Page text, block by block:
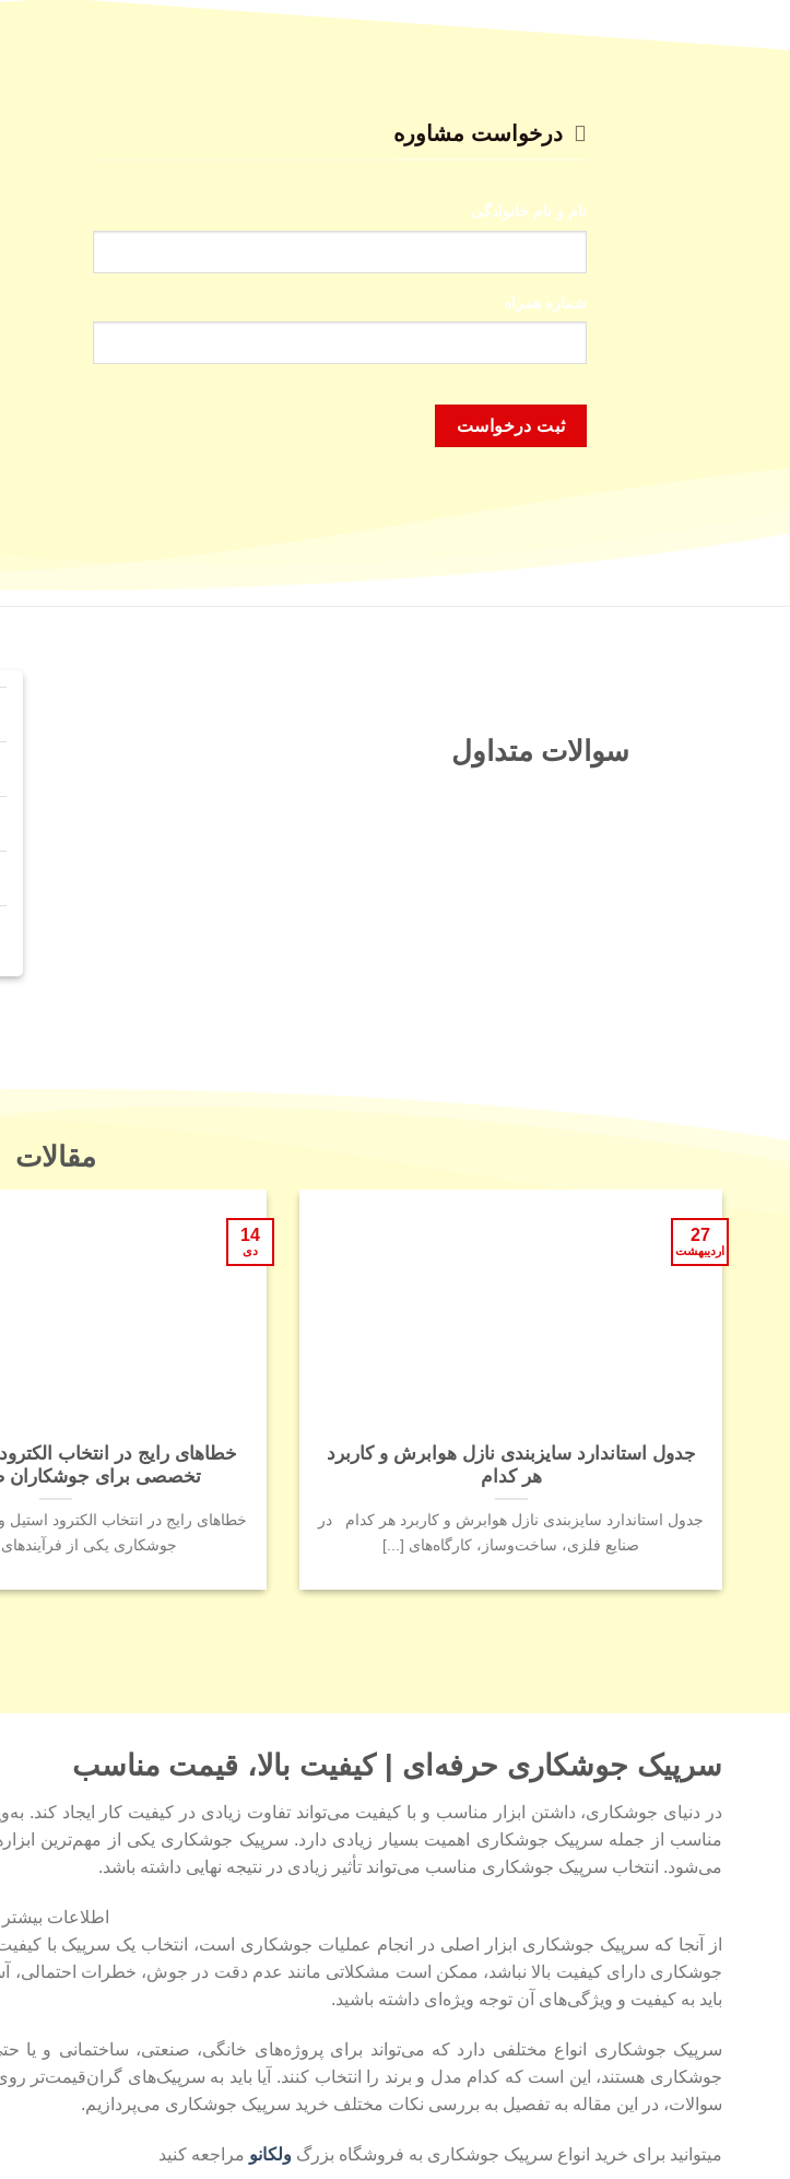
درخواست مشاوره
نام و نام خانوادگی
شماره همراه
سوالات متداول
مقالات
جدول استاندارد سایزبندی نازل هوابرش و کاربرد
هر کدام
جدول استاندارد سایزبندی نازل هوابرش و کاربرد هر کدام در
صنایع فلزی، ساخت‌وساز، کارگاه‌های [...]
27
اردیبهشت
خطاهای رایج در انتخاب
تخصصی برای جوشکاران
خطاهای رایج در انتخاب الکترود
جوشکاری یکی از
14
دی
سرپیک جوشکاری حرفه‌ای | کیفیت بالا، قیمت مناسب
در دنیای جوشکاری، داشتن ابزار مناسب و با کیفیت می‌تواند تفاوت زیادی در کیفیت کار ایجاد کند.
مناسب از جمله سرپیک جوشکاری اهمیت بسیار زیادی دارد. سرپیک جوشکاری یکی از مهم‌ترین
می‌شود. انتخاب سرپیک جوشکاری مناسب می‌تواند تأثیر زیادی در نتیجه نهایی داشته باشد.
اطلاعات بیشتر
از آنجا که سرپیک جوشکاری ابزار اصلی در انجام عملیات جوشکاری است، انتخاب یک سرپیک با
جوشکاری دارای کیفیت بالا نباشد، ممکن است مشکلاتی مانند عدم دقت در جوش، خطرات
باید به کیفیت و ویژگی‌های آن توجه ویژه‌ای داشته باشید.
سرپیک جوشکاری انواع مختلفی دارد که می‌تواند برای پروژه‌های خانگی، صنعتی، ساختمانی و یا
جوشکاری هستند، این است که کدام مدل و برند را انتخاب کنند. آیا باید به سرپیک‌های گران‌قیمت‌تر روی
سوالات، در این مقاله به تفصیل به بررسی نکات مختلف خرید سرپیک جوشکاری می‌پردازیم.
میتوانید برای خرید انواع سرپیک جوشکاری به فروشگاه بزرگ ولکانو مراجعه کنید